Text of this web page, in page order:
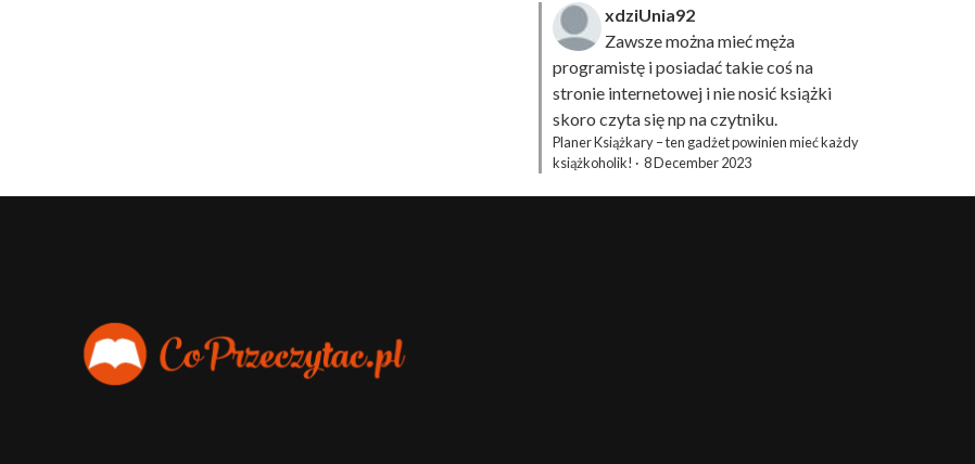
xdziUnia92
Zawsze można mieć męża
programistę i posiadać takie coś na
stronie internetowej i nie nosić książki
skoro czyta się np na czytniku.
Planer Książkary – ten gadżet powinien mieć każdy
książkoholik! · 8 December 2023